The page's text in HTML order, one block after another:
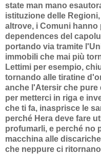
state man mano
istituzione delle
altrove, i Comuni
dependences del
portando via tramite
immobili che mai più
Lettimi per esempio,
tornando alle tiratine
anche l'Atersir che pure
per metterci in riga e
che ti fa, inasprisce le
perché Hera deve fare
profumarli, e perché no
macchina alle
che neppure ci